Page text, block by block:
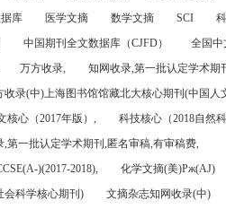
库
医学文摘 数学文摘 SCI
中国期刊全文数据库（CJFD） 全国中
万方收录, 知网收录,第一批认定学术期
录(中)上海图书馆馆藏北大核心期刊(中国
核心（2017年版）, 科技核心（2018自然
,第一批认定学术期刊,匿名审稿,有审稿费,
)(2017-2018),
化学文摘(美)Pж(AJ)
会科学核心期刊)
文摘杂志知网收录(中)